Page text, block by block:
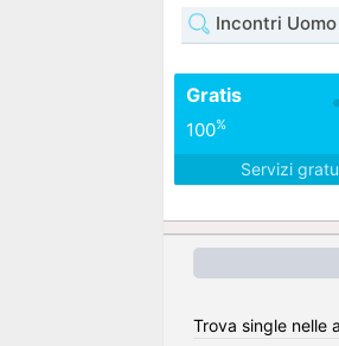
Incontri
Gratis
100%
Servizi
Trova single nelle